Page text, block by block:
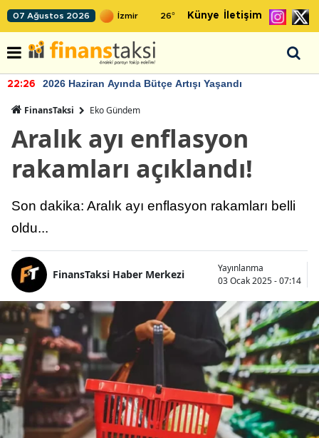
07 Ağustos 2026 26° Künye İletişim
22:26 2026 Haziran Ayında Bütçe Artışı Yaşandı
FinansTaksi Eko Gündem
Aralık ayı enflasyon
rakamları açıklandı!
Son dakika: Aralık ayı enflasyon rakamları belli
oldu...
FinansTaksi Haber Merkezi
Yayınlanma
03 Ocak 2025 - 07:14